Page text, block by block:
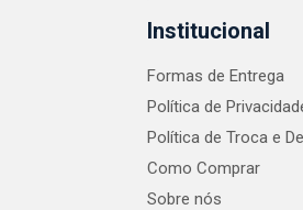
Institucional
Formas de Entrega
Política de
Política de Troca e
Como Comprar
Sobre nós